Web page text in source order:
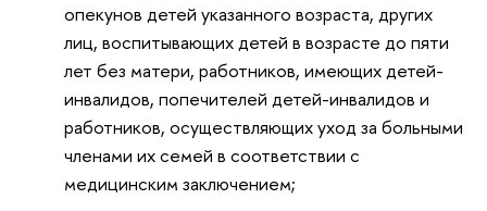
опекунов детей указанного возраста, других
лиц, воспитывающих детей в возрасте до пяти
лет без матери, работников, имеющих детей-
инвалидов, попечителей детей-инвалидов и
работников, осуществляющих уход за больными
членами их семей в соответствии с
медицинским заключением;